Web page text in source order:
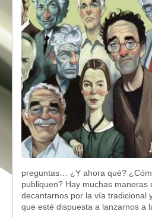
preguntas… ¿Y ahora qué?
publiquen? Hay muchas maneras
decantarnos por la vía tradicional
que esté dispuesta a lanzarnos a